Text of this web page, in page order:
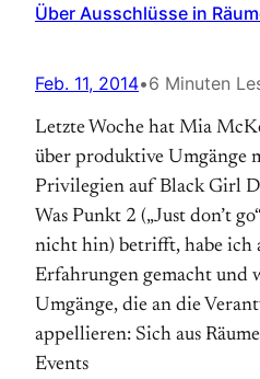
Über Ausschlüsse in
Feb. 11, 2014•6 Minuten
Letzte Woche hat Mia
über produktive Umgänge
Privilegien auf Black Girl
Was Punkt 2 („Just don’t
nicht hin) betrifft, habe ich
Erfahrungen gemacht und
Umgänge, die an die
appellieren: Sich aus
Events